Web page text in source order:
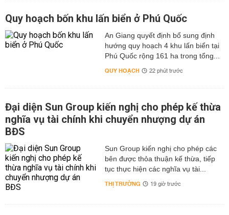
Quy hoạch bốn khu lấn biển ở Phú Quốc
An Giang quyết định bổ sung định
hướng quy hoạch 4 khu lấn biển tại
Phú Quốc rộng 161 ha trong tổng...
QUY HOẠCH 22 phút trước
Đại diện Sun Group kiến nghị cho phép kế thừa
nghĩa vụ tài chính khi chuyển nhượng dự án
BĐS
Sun Group kiến nghị cho phép các
bên được thỏa thuận kế thừa, tiếp
tục thực hiện các nghĩa vụ tài...
THỊ TRƯỜNG 19 giờ trước